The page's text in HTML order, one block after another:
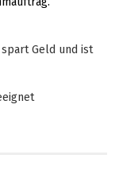
Geld und ist